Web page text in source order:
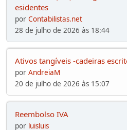
esidentes
por Contabilistas.net
28 de julho de 2026 às 18:44
Ativos tangíveis -cadeiras
por AndreiaM
20 de julho de 2026 às 15:07
Reembolso IVA
por luisluis